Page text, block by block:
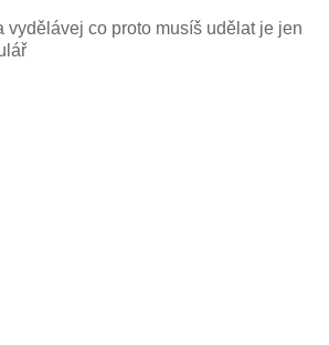
vydělávej co proto musíš udělat je jen